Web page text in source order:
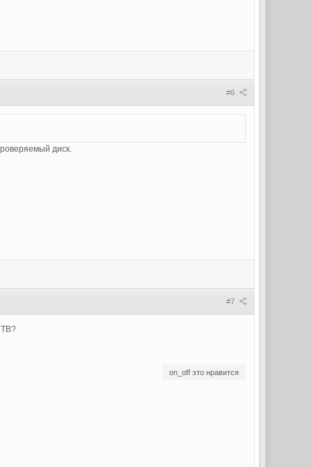
#6
диск.
#7
on_off это нравится